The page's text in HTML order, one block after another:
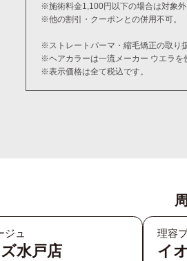
※施術料金1,100円以下の場合は対象外
※他の割引・クーポンとの併用不可。
※ストレートパーマ・縮毛矯正の取り
※ヘアカラーは一流メーカー ウエラを
※表示価格は全て税込です。
ジュ
水戸店
理容
イ